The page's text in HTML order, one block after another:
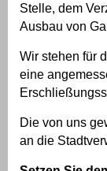
Stelle, dem
Ausbau von
Wir stehen für
eine
Die von uns
an die